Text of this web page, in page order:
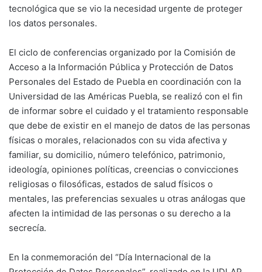
tecnológica que se vio la necesidad urgente de proteger
los datos personales.
El ciclo de conferencias organizado por la Comisión de
Acceso a la Información Pública y Protección de Datos
Personales del Estado de Puebla en coordinación con la
Universidad de las Américas Puebla, se realizó con el fin
de informar sobre el cuidado y el tratamiento responsable
que debe de existir en el manejo de datos de las personas
físicas o morales, relacionados con su vida afectiva y
familiar, su domicilio, número telefónico, patrimonio,
ideología, opiniones políticas, creencias o convicciones
religiosas o filosóficas, estados de salud físicos o
mentales, las preferencias sexuales u otras análogas que
afecten la intimidad de las personas o su derecho a la
secrecía.
En la conmemoración del “Día Internacional de la